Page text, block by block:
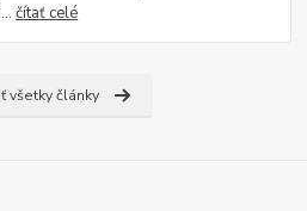
čítať celé
všetky články